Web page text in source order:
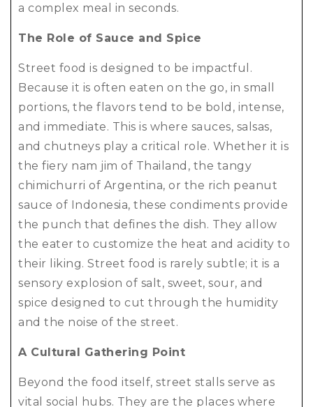
a complex meal in seconds.
The Role of Sauce and Spice
Street food is designed to be impactful.
Because it is often eaten on the go, in small
portions, the flavors tend to be bold, intense,
and immediate. This is where sauces, salsas,
and chutneys play a critical role. Whether it is
the fiery nam jim of Thailand, the tangy
chimichurri of Argentina, or the rich peanut
sauce of Indonesia, these condiments provide
the punch that defines the dish. They allow
the eater to customize the heat and acidity to
their liking. Street food is rarely subtle; it is a
sensory explosion of salt, sweet, sour, and
spice designed to cut through the humidity
and the noise of the street.
A Cultural Gathering Point
Beyond the food itself, street stalls serve as
vital social hubs. They are the places where